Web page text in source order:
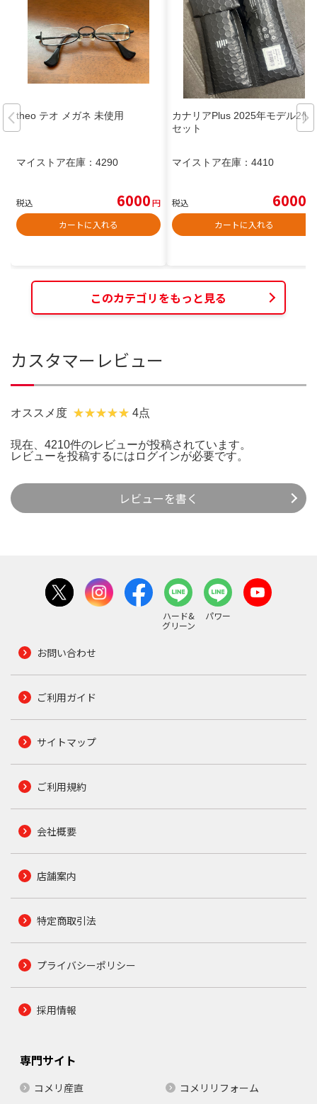
theo テオ メガネ 未使用
マイストア在庫： 4290
税込 6000円
カートに入れる
カナリアPlus 2025年モデル2個
セット
マイストア在庫： 4410
税込 6000
カートに入れる
このカテゴリをもっと見る
カスタマーレビュー
オススメ度 4点
現在、4210件のレビューが投稿されています。
レビューを投稿するには ログインが必要です。
レビューを書く
ハード&
グリーン
パワー
お問い合わせ
ご利用ガイド
サイトマップ
ご利用規約
会社概要
店舗案内
特定商取引法
プライバシーポリシー
採用情報
専門サイト
コメリ産直 コメリリフォーム